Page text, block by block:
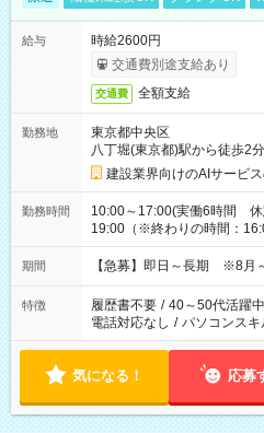
給与
時給2600円
交通費別途支給あり
交通費 全額支給
勤務地
東京都中央区
八丁堀(東京都)駅から徒歩2分
建設業界向けのAIサービ
勤務時間
10:00～17:00(実働6時間
19:00（※終わりの時間：
期間 【急募】即日～長期 ※8月
特徴 履歴書不要 / 40～50代活躍中
電話対応なし / パソコンスキ
気になる！ 応募